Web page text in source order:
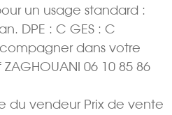
un usage standard :
DPE : C GES : C
dans votre
06 10 85 86
du vendeur Prix de vente